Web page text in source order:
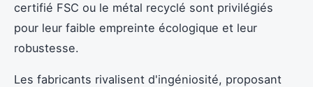
certifié FSC ou le métal recyclé sont privilégiés
pour leur faible empreinte écologique et leur
robustesse.
Les fabricants rivalisent d'ingéniosité, proposant